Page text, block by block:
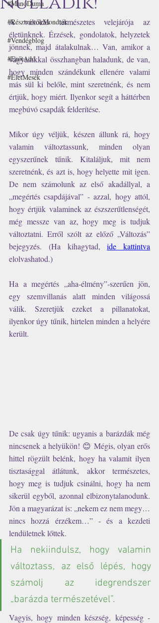
#ManóDuma
#RésztvevőkMondták
#Vendégblog
#ErőtAdó
#ÉletMesék
A változás természetes velejárója az
életünknek. Érzések, gondolatok, helyzetek
jönnek, majd átalakulnak… Van, amikor a
vágyainkkal összhangban haladunk, de van,
hogy minden szándékunk ellenére valami
más sül ki belőle, mint szeretnénk, és nem
értjük, hogy miért. Ilyenkor segít a háttérben
megbúvó csapdák felderítése.
Mikor úgy véljük, készen állunk rá, hogy
valamin változtassunk, minden olyan
egyszerűnek tűnik. Kitaláljuk, mit nem
szeretnénk, és azt is, hogy helyette mit igen.
De nem számolunk az első akadállyal, a
„megértés csapdájával” - azzal, hogy attól,
hogy értjük valaminek az észszerűtlenségét,
még messze van az, hogy meg is tudjuk
változtatni. Erről szólt az előző „Változás”
bejegyzés. (Ha kihagytad, ide kattintva
elolvashatod.)
Ha a megértés „aha-élmény”-szerűen jön,
egy szemvillanás alatt minden világossá
válik. Szeretjük ezeket a pillanatokat,
ilyenkor úgy tűnik, hirtelen minden a helyére
került.
De csak úgy tűnik: ugyanis a barázdák még
nincsenek a helyükön! 😊 Mégis, olyan erős
hittel rögzült belénk, hogy ha valamit ilyen
tisztasággal átlátunk, akkor természetes,
hogy meg is tudjuk csinálni, hogy ha nem
sikerül egyből, azonnal elbizonytalanodunk.
Jön a magyarázat is: „nekem ez nem megy…
nincs hozzá érzékem…” - és a kezdeti
lendületnek lőttek.
Ha nekiindulsz, hogy valamin
változtass, az első lépés, hogy
számolj az idegrendszer
„barázda természetével”.
Vagyis, hogy minden készség, képesség -